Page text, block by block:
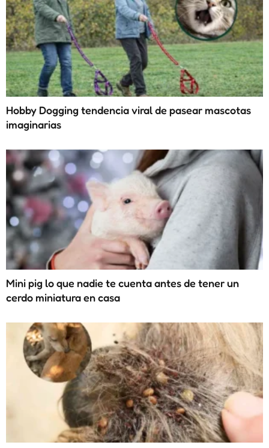
Hobby Dogging tendencia viral de pasear mascotas
imaginarias
Mini pig lo que nadie te cuenta antes de tener un
cerdo miniatura en casa